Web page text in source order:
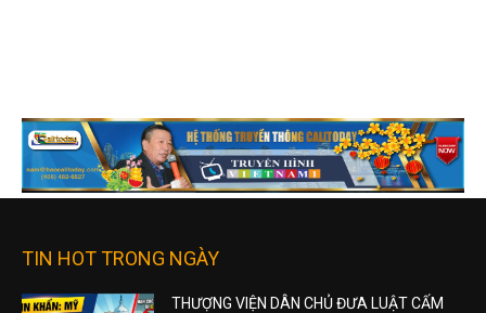
TIN HOT TRONG NGÀY
THƯỢNG VIỆN DÂN CHỦ ĐƯA LUẬT CẤM